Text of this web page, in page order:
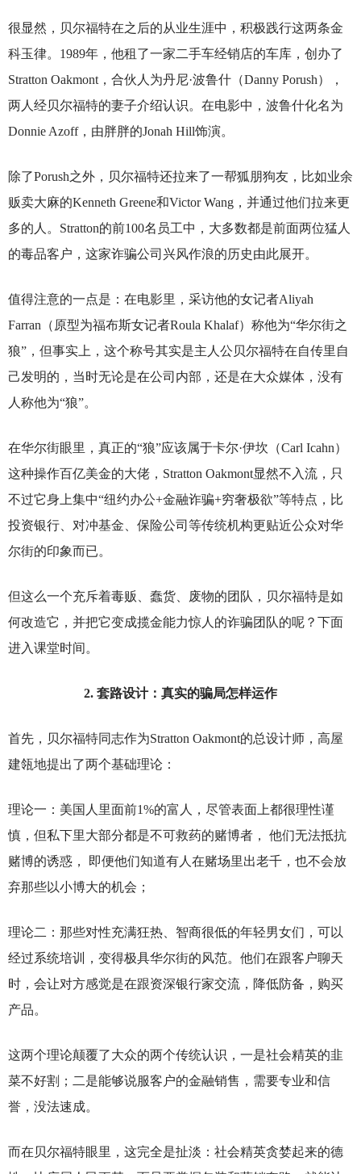
很显然，贝尔福特在之后的从业生涯中，积极践行这两条金
科玉律。1989年，他租了一家二手车经销店的车库，创办了
Stratton Oakmont，合伙人为丹尼·波鲁什（Danny Porush），
两人经贝尔福特的妻子介绍认识。在电影中，波鲁什化名为
Donnie Azoff，由胖胖的Jonah Hill饰演。
除了Porush之外，贝尔福特还拉来了一帮狐朋狗友，比如业余
贩卖大麻的Kenneth Greene和Victor Wang，并通过他们拉来更
多的人。Stratton的前100名员工中，大多数都是前面两位猛人
的毒品客户，这家诈骗公司兴风作浪的历史由此展开。
值得注意的一点是：在电影里，采访他的女记者Aliyah
Farran（原型为福布斯女记者Roula Khalaf）称他为“华尔街之
狼”，但事实上，这个称号其实是主人公贝尔福特在自传里自
己发明的，当时无论是在公司内部，还是在大众媒体，没有
人称他为“狼”。
在华尔街眼里，真正的“狼”应该属于卡尔·伊坎（Carl Icahn）
这种操作百亿美金的大佬，Stratton Oakmont显然不入流，只
不过它身上集中“纽约办公+金融诈骗+穷奢极欲”等特点，比
投资银行、对冲基金、保险公司等传统机构更贴近公众对华
尔街的印象而已。
但这么一个充斥着毒贩、蠢货、废物的团队，贝尔福特是如
何改造它，并把它变成揽金能力惊人的诈骗团队的呢？下面
进入课堂时间。
2. 套路设计：真实的骗局怎样运作
首先，贝尔福特同志作为Stratton Oakmont的总设计师，高屋
建瓴地提出了两个基础理论：
理论一：美国人里面前1%的富人，尽管表面上都很理性谨
慎，但私下里大部分都是不可救药的赌博者， 他们无法抵抗
赌博的诱惑， 即便他们知道有人在赌场里出老千，也不会放
弃那些以小博大的机会；
理论二：那些对性充满狂热、智商很低的年轻男女们，可以
经过系统培训，变得极具华尔街的风范。他们在跟客户聊天
时，会让对方感觉是在跟资深银行家交流，降低防备，购买
产品。
这两个理论颠覆了大众的两个传统认识，一是社会精英的韭
菜不好割；二是能够说服客户的金融销售，需要专业和信
誉，没法速成。
而在贝尔福特眼里，这完全是扯淡：社会精英贪婪起来的德